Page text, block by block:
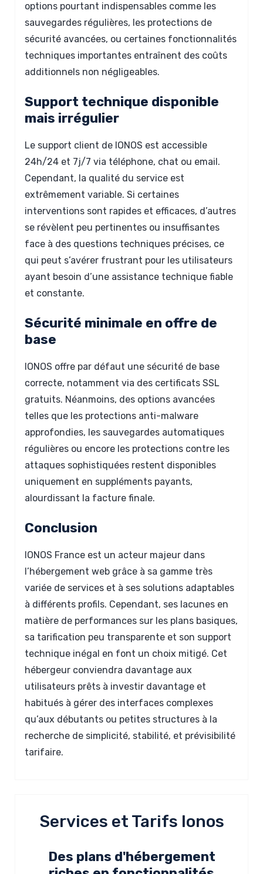
options pourtant indispensables comme les
sauvegardes régulières, les protections de
sécurité avancées, ou certaines fonctionnalités
techniques importantes entraînent des coûts
additionnels non négligeables.
Support technique disponible
mais irrégulier
Le support client de IONOS est accessible
24h/24 et 7j/7 via téléphone, chat ou email.
Cependant, la qualité du service est
extrêmement variable. Si certaines
interventions sont rapides et efficaces, d’autres
se révèlent peu pertinentes ou insuffisantes
face à des questions techniques précises, ce
qui peut s’avérer frustrant pour les utilisateurs
ayant besoin d’une assistance technique fiable
et constante.
Sécurité minimale en offre de
base
IONOS offre par défaut une sécurité de base
correcte, notamment via des certificats SSL
gratuits. Néanmoins, des options avancées
telles que les protections anti-malware
approfondies, les sauvegardes automatiques
régulières ou encore les protections contre les
attaques sophistiquées restent disponibles
uniquement en suppléments payants,
alourdissant la facture finale.
Conclusion
IONOS France est un acteur majeur dans
l’hébergement web grâce à sa gamme très
variée de services et à ses solutions adaptables
à différents profils. Cependant, ses lacunes en
matière de performances sur les plans basiques,
sa tarification peu transparente et son support
technique inégal en font un choix mitigé. Cet
hébergeur conviendra davantage aux
utilisateurs prêts à investir davantage et
habitués à gérer des interfaces complexes
qu’aux débutants ou petites structures à la
recherche de simplicité, stabilité, et prévisibilité
tarifaire.
Services et Tarifs Ionos
Des plans d'hébergement